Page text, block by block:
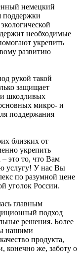
немецкий
поддержки
необходимые
укрепить
развитию
рукой такой
защищает
и шкодливых
микро- и
поддержания
близких от
укрепить
– это то, что Вам
услугу! У нас Вы
по разумной цене
уголок России.
главным
подход
решения. Более
нашими
продукта,
конечно же, заботу о